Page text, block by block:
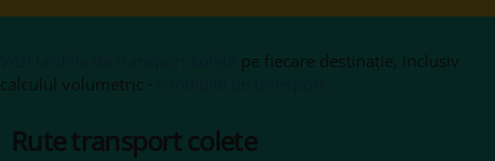
pe fiecare destinație, inclusiv
calculul volumetric ·
Rute transport colete